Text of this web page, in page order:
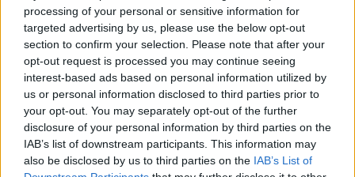
processing of your personal or sensitive information for
targeted advertising by us, please use the below opt-out
section to confirm your selection. Please note that after your
opt-out request is processed you may continue seeing
interest-based ads based on personal information utilized by
us or personal information disclosed to third parties prior to
your opt-out. You may separately opt-out of the further
disclosure of your personal information by third parties on the
IAB’s list of downstream participants. This information may
also be disclosed by us to third parties on the IAB’s List of
ΔΙΑΦΗΜΙΣΗ